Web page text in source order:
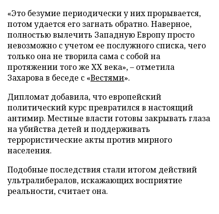
«Это безумие периодически у них прорывается,
потом удается его загнать обратно. Наверное,
полностью вылечить Западную Европу просто
невозможно с учетом ее послужного списка, чего
только она не творила сама с собой на
протяжении того же XX века», – отметила
Захарова в беседе с «Вестями».
Дипломат добавила, что европейский
политический курс превратился в настоящий
антимир. Местные власти готовы закрывать глаза
на убийства детей и поддерживать
террористические акты против мирного
населения.
Подобные последствия стали итогом действий
ультралибералов, искажающих восприятие
реальности, считает она.